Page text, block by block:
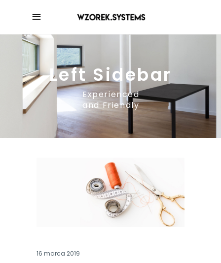
Left Sidebar
Experienced
and Friendly
16 marca 2019